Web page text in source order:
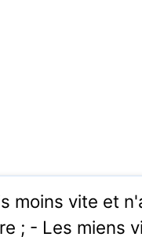
moins vite et
; - Les miens